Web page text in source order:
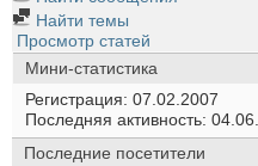
Найти темы
Просмотр статей
Мини-статистика
Регистрация 07.02.2007
Последняя активность
Последние посетители